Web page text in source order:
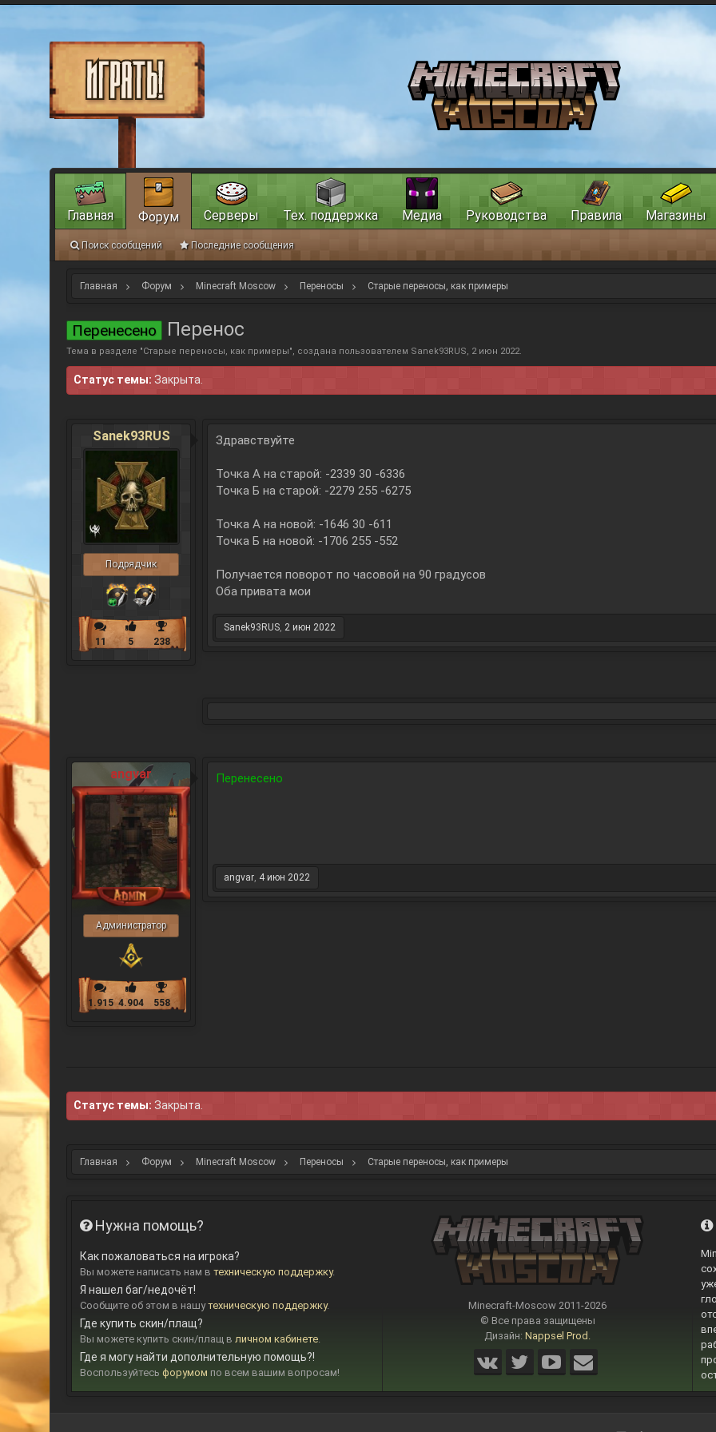
Главная Форум Minecraft Moscow Переносы Старые переносы, как примеры
Перенесено Перенос
Тема в разделе "Старые переносы, как примеры", создана пользователем Sanek93RUS, 2 июн 2022.
Статус темы: Закрыта.
Sanek93RUS
Подрядчик
11 5 238
Здравствуйте
Точка А на старой: -2339 30 -6336
Точка Б на старой: -2279 255 -6275
Точка А на новой: -1646 30 -611
Точка Б на новой: -1706 255 -552
Получается поворот по часовой на 90 градусов
Оба привата мои
Sanek93RUS, 2 июн 2022
angvar
Администратор
1.915 4.904 558
Перенесено
angvar, 4 июн 2022
Статус темы: Закрыта.
Главная Форум Minecraft Moscow Переносы Старые переносы, как примеры
Нужна помощь?
Как пожаловаться на игрока?
Вы можете написать нам в техническую поддержку.
Я нашел баг/недочёт!
Сообщите об этом в нашутехническую поддержку.
Где купить скин/плащ?
Вы можете купить скин/плащ в личном кабинете.
Где я могу найти дополнительную помощь?!
Воспользуйтесь форумом по всем вашим вопросам!
Minecraft-Moscow 2011-2026
© Все права защищены
Дизайн: Nappsel Prod.
Главная Форум
Поиск сообщений Последние сообщения
Серверы Тех. поддержка Медиа Руководства Правила Магазины